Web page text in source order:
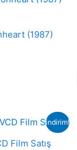
(1987)
indirim!
Film Satış